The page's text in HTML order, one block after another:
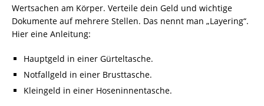
Wertsachen am Körper. Verteile dein Geld und wichtige
Dokumente auf mehrere Stellen. Das nennt man „Layering“.
Hier eine Anleitung:
Hauptgeld in einer Gürteltasche.
Notfallgeld in einer Brusttasche.
Kleingeld in einer Hoseninnentasche.